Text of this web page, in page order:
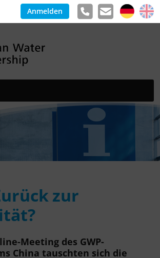
Anmelden
zur
Meeting des GWP-
China tauschten sich die